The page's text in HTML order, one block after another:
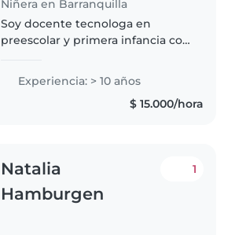
Niñera en Barranquilla
Soy docente tecnologa en
preescolar y primera infancia con
trabajando con niños de todas
las edades, desde preescolares
hasta adolescentes. Soy
Experiencia: > 10 años
$ 15.000/hora
Natalia
Hamburgen
1